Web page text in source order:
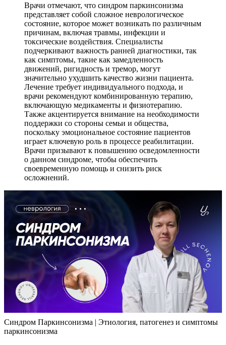
Врачи отмечают, что синдром паркинсонизма
представляет собой сложное неврологическое
состояние, которое может возникать по различным
причинам, включая травмы, инфекции и
токсические воздействия. Специалисты
подчеркивают важность ранней диагностики, так
как симптомы, такие как замедленность
движений, ригидность и тремор, могут
значительно ухудшить качество жизни пациента.
Лечение требует индивидуального подхода, и
врачи рекомендуют комбинированную терапию,
включающую медикаменты и физиотерапию.
Также акцентируется внимание на необходимости
поддержки со стороны семьи и общества,
поскольку эмоциональное состояние пациентов
играет ключевую роль в процессе реабилитации.
Врачи призывают к повышению осведомленности
о данном синдроме, чтобы обеспечить
своевременную помощь и снизить риск
осложнений.
Синдром Паркинсонизма | Этиология, патогенез и симптомы
паркинсонизма